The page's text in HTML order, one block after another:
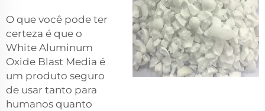
O que você pode ter
certeza é que o
White Aluminum
Oxide Blast Media é
um produto seguro
de usar tanto para
humanos quanto